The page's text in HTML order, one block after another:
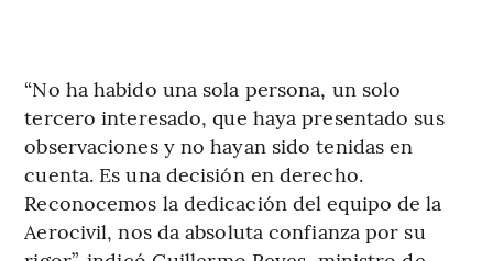
“No ha habido una sola persona, un solo
tercero interesado, que haya presentado sus
observaciones y no hayan sido tenidas en
cuenta. Es una decisión en derecho.
Reconocemos la dedicación del equipo de la
Aerocivil, nos da absoluta confianza por su